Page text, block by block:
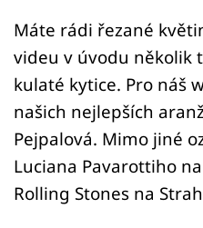
Máte rádi řezané
videu v úvodu několik
kulaté kytice. Pro náš
našich nejlepších
Pejpalová. Mimo jiné
Luciana Pavarottiho
Rolling Stones na